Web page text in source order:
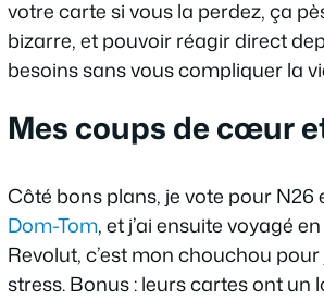
votre carte si vous la perdez, ça
bizarre, et pouvoir réagir direct
besoins sans vous compliquer la
Mes coups de cœur
Côté bons plans, je vote pour N26
Dom-Tom, et j’ai ensuite voyagé
Revolut, c’est mon chouchou
stress. Bonus : leurs cartes ont un